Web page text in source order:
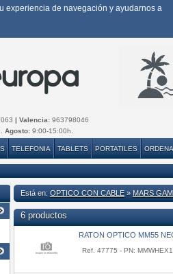
experiencia de navegación y ayudarnos a
| Valencia: 963798046
Agosto: 9:00-15:00h.
TELEFONIA TABLETS PORTATILES
Está en: OPTICO CON CABLE » MARS
6 productos
RATON OPTICO MM55
Ref. 47775 - PN: